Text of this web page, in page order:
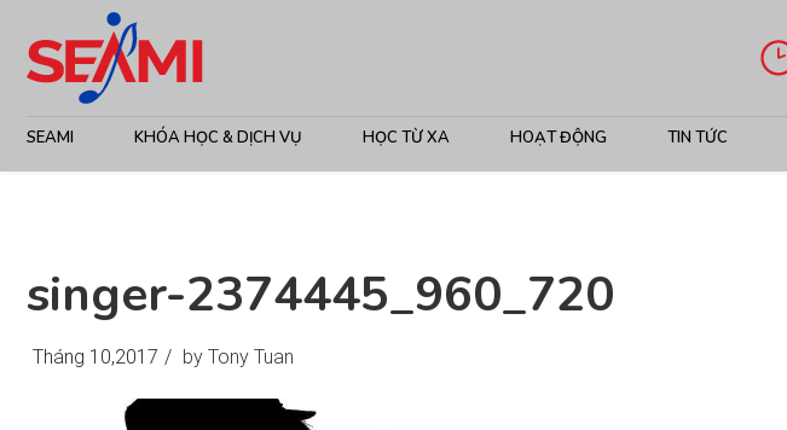
SEAMI KHÓA HỌC & DỊCH VỤ HỌC TỪ XA HOẠT ĐỘNG TIN TỨC
singer-2374445_960_720
Tháng 10,2017 / by Tony Tuan